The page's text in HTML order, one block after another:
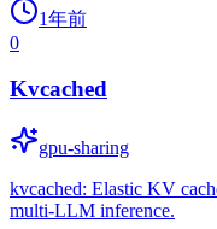
1年前
0
Kvcached
gpu-sharing
kvcached: Elastic KV
multi-LLM inference.